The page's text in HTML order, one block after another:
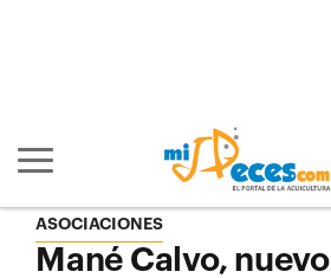
Mostrar/ocultar navegación principal
ASOCIACIONES
Mané Calvo, nuevo